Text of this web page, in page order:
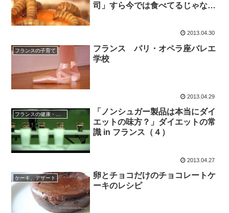
司」すら今では食べてるじゃない
2013.04.30
フランスの子育て
フランス パリ・オペラ座バレエ
学校
2013.04.29
「ノンシュガー製品は本当にダイ
エットの味方？」ダイエットの常
識 in フランス（４）
2013.04.27
ケーキ、デザート
卵とチョコだけのチョコレートケ
ーキのレシピ